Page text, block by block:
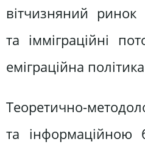
вітчизняний ринок
та імміграційні
еміграційна
Теоретично-
та інформаційною